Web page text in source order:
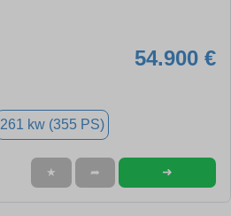
54.900 €
261 kw (355 PS)
★ ➦ ➜